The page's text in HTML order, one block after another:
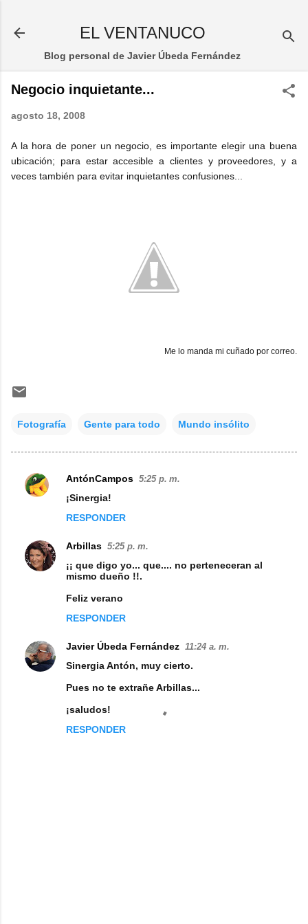
EL VENTANUCO
Blog personal de Javier Úbeda Fernández
Negocio inquietante...
agosto 18, 2008
A la hora de poner un negocio, es importante elegir una buena
ubicación; para estar accesible a clientes y proveedores, y a
veces también para evitar inquietantes confusiones...
Me lo manda mi cuñado por correo.
Fotografía Gente para todo Mundo insólito
C
e
n
o
AntónCampos 5:25 p. m.
¡Sinergia!
RESPONDER
Arbillas 5:25 p. m.
¡¡ que digo yo... que.... no perteneceran al
mismo dueño !!.
Feliz verano
RESPONDER
Javier Úbeda Fernández 11:24 a. m.
Sinergia Antón, muy cierto.
Pues no te extrañe Arbillas...
¡saludos!
RESPONDER